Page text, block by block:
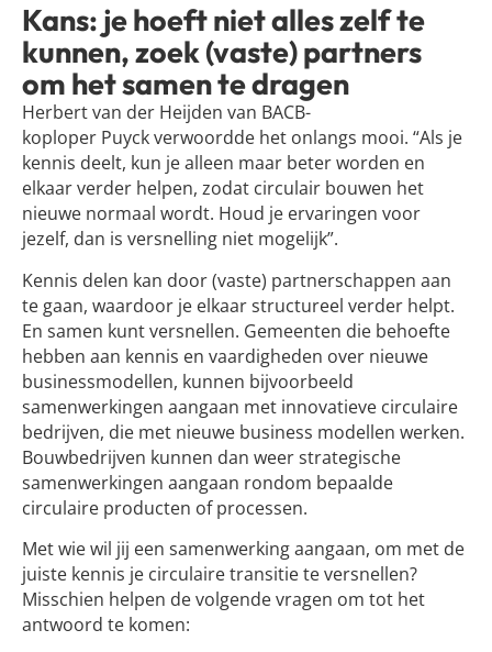
Kans: je hoeft niet alles zelf te
kunnen, zoek (vaste) partners
om het samen te dragen
Herbert van der Heijden van BACB-
koploper Puyck verwoordde het onlangs mooi. “Als je
kennis deelt, kun je alleen maar beter worden en
elkaar verder helpen, zodat circulair bouwen het
nieuwe normaal wordt. Houd je ervaringen voor
jezelf, dan is versnelling niet mogelijk”.
Kennis delen kan door (vaste) partnerschappen aan
te gaan, waardoor je elkaar structureel verder helpt.
En samen kunt versnellen. Gemeenten die behoefte
hebben aan kennis en vaardigheden over nieuwe
businessmodellen, kunnen bijvoorbeeld
samenwerkingen aangaan met innovatieve circulaire
bedrijven, die met nieuwe business modellen werken.
Bouwbedrijven kunnen dan weer strategische
samenwerkingen aangaan rondom bepaalde
circulaire producten of processen.
Met wie wil jij een samenwerking aangaan, om met de
juiste kennis je circulaire transitie te versnellen?
Misschien helpen de volgende vragen om tot het
antwoord te komen: